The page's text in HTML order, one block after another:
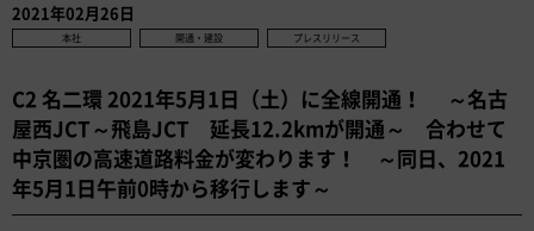
2021年02月26日
本社 開通・建設 プレスリリース
C2 名二環 2021年5月1日（土）に全線開通！ ～名古
屋西JCT～飛島JCT 延長12.2kmが開通～ 合わせて
中京圏の高速道路料金が変わります！ ～同日、2021
年5月1日午前0時から移行します～